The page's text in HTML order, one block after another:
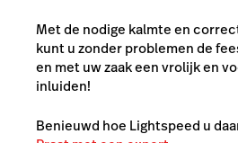
Met de nodige kalmte en
kunt u zonder problemen de
en met uw zaak een vrolijk en
inluiden!
Benieuwd hoe Lightspeed u